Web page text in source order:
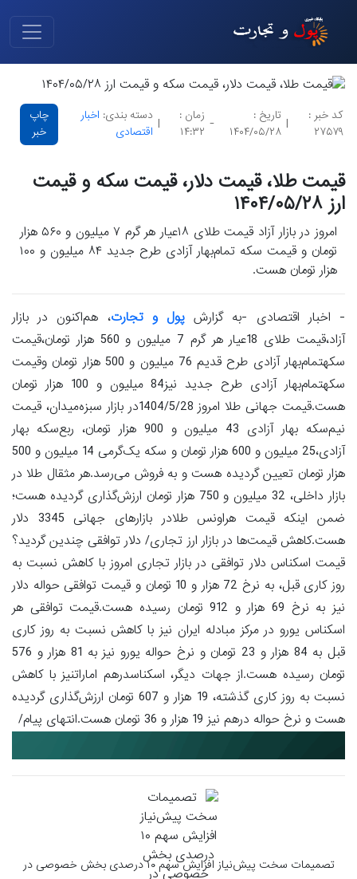
کد خبر :
۲۷۵۷۹
|
تاریخ :
۱۴۰۴/۰۵/۲۸
-
زمان :
۱۴:۳۲
|
دسته بندی: اخبار
اقتصادی
چاپ
خبر
قیمت طلا، قیمت دلار، قیمت سکه و قیمت
ارز ۱۴۰۴/۰۵/۲۸
امروز در بازار آزاد قیمت طلای ۱۸عیار هر گرم ۷ میلیون و ۵۶۰ هزار
تومان و قیمت سکه تمام‌بهار آزادی طرح جدید ۸۴ میلیون و ۱۰۰
هزار تومان هست.
- اخبار اقتصادی -به گزارش پول و تجارت، هم‌اکنون در بازار
آزاد،قیمت طلای 18عیار هر گرم 7 میلیون و 560 هزار تومان،قیمت
سکهتمام‌بهار آزادی طرح قدیم 76 میلیون و 500 هزار تومان وقیمت
سکهتمام‌بهار آزادی طرح جدید نیز84 میلیون و 100 هزار تومان
هست.قیمت جهانی طلا امروز 1404/5/28در بازار سبزه‌میدان، قیمت
نیم‌سکه بهار آزادی 43 میلیون و 900 هزار تومان، ربع‌سکه بهار
آزادی،25 میلیون و 600 هزار تومان و سکه یک‌گرمی 14 میلیون و 500
هزار تومان تعیین گردیده هست و به فروش می‌رسد.هر مثقال طلا در
بازار داخلی، 32 میلیون و 750 هزار تومان ارزش‌گذاری گردیده هست؛
ضمن اینکه قیمت هراونس طلادر بازارهای جهانی 3345 دلار
هست.کاهش قیمت‌ها در بازار ارز تجاری/ دلار توافقی چندین گردید؟
قیمت اسکناس دلار توافقی در بازار تجاری امروز با کاهش نسبت به
روز کاری قبل، به نرخ 72 هزار و 10 تومان و قیمت توافقی حواله دلار
نیز به نرخ 69 هزار و 912 تومان رسیده هست.قیمت توافقی هر
اسکناس یورو در مرکز مبادله ایران نیز با کاهش نسبت به روز کاری
قبل به 84 هزار و 23 تومان و نرخ حواله یورو نیز به 81 هزار و 576
تومان رسیده هست.از جهات دیگر، اسکناسدرهم اماراتنیز با کاهش
نسبت به روز کاری گذشته، 19 هزار و 607 تومان ارزش‌گذاری گردیده
هست و نرخ حواله درهم نیز 19 هزار و 36 تومان هست.انتهای پیام/
تصمیمات سخت پیش‌نیاز افزایش سهم ۱۰ درصدی بخش خصوصی در